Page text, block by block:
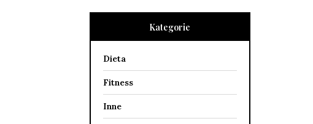
Kategorie
Dieta
Fitness
Inne